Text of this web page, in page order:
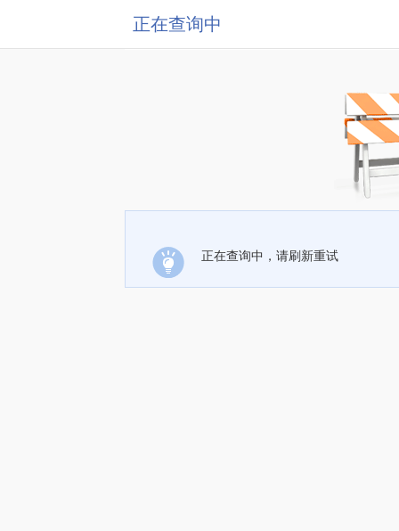
正在查询中
正在查询中，请刷新重试